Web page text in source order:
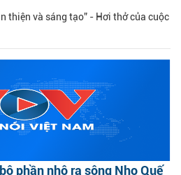
thiện và sáng tạo” - Hơi thở của cuộc
phần nhô ra sông Nho Quế